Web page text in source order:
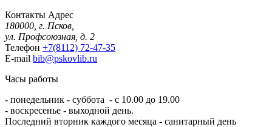
Контакты Адрес
180000, г. Псков,
ул. Профсоюзная, д. 2
Телефон +7(8112) 72-47-35
E-mail bib@pskovlib.ru
Часы работы
- понедельник - суббота - с 10.00 до 19.00
- воскресенье - выходной день.
Последний вторник каждого месяца - санитарный день